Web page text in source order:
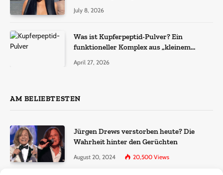
July 8, 2026
Was ist Kupferpeptid-Pulver? Ein
funktioneller Komplex aus „kleinem
April 27, 2026
AM BELIEBTESTEN
Jürgen Drews verstorben heute? Die
Wahrheit hinter den Gerüchten
August 20, 2024 20,500 Views